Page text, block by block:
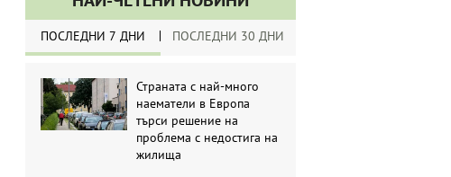
ПОСЛЕДНИ 7 ДНИ ПОСЛЕДНИ 30 ДНИ
Страната с най-много
наематели в Европа
търси решение на
проблема с недостига на
жилища